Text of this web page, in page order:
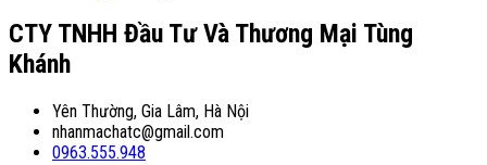
CTY TNHH Đầu Tư Và Thương Mại Tùng
Khánh
Yên Thường, Gia Lâm, Hà Nội
nhanmachatc@gmail.com
0963.555.948